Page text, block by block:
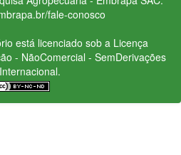
fale-conosco
está licenciado sob a Licença
- NãoComercial - SemDerivações